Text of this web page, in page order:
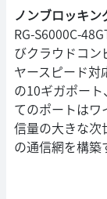
ノンブロッキ
RG-S6000C-
びクラウドコン
ヤースピード対
の10ギガポー
てのポートはワ
信量の大きな次
の通信網を構築